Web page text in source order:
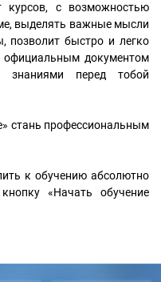
курсов, с возможностью
выделять важные мысли
позволит быстро и легко
официальным документом
перед тобой
стань профессиональным
к обучению абсолютно
«Начать обучение